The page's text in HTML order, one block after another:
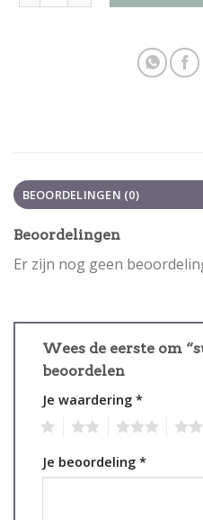
BEOORDELINGEN (0)
Beoordelingen
Er zijn nog geen
Wees de eerste om
beoordelen
Je waardering *
Je beoordeling *